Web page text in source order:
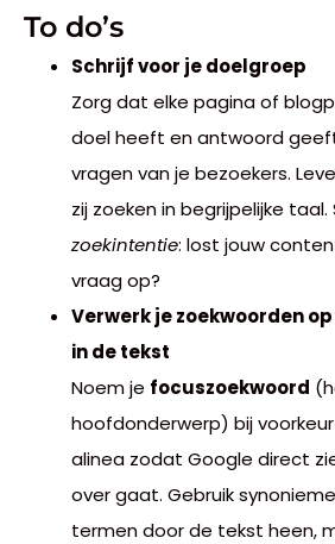
To do’s
Schrijf voor je doelgroep
Zorg dat elke pagina of
doel heeft en antwoord
vragen van je bezoekers.
zij zoeken in begrijpelijke taal.
zoekintentie: lost jouw
vraag op?
Verwerk je zoekwoorden
in de tekst
Noem je focuszoekwoord
hoofdonderwerp) bij
alinea zodat Google direct
over gaat. Gebruik
termen door de tekst heen,